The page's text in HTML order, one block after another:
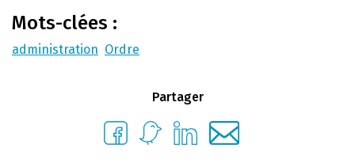
Mots-clées :
administration Ordre
Partager